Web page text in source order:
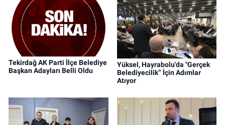
Tekirdağ AK Parti İlçe Belediye
Başkan Adayları Belli Oldu
Yüksel, Hayrabolu'da "Gerçek
Belediyecilik” İçin Adımlar
Atıyor